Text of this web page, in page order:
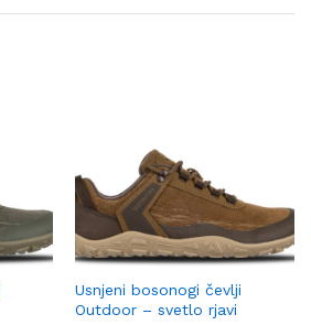
Usnjeni bosonogi čevlji
Outdoor – svetlo rjavi